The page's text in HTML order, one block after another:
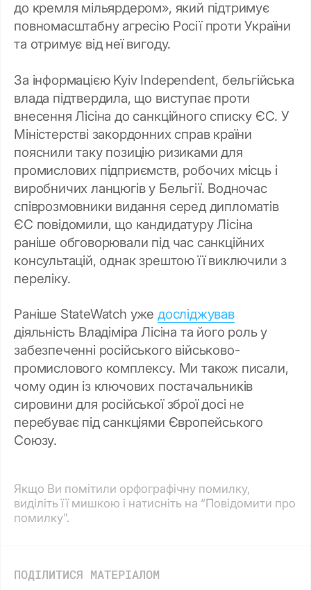
до кремля мільярдером», який підтримує
повномасштабну агресію Росії проти України
та отримує від неї вигоду.
За інформацією Kyiv Independent, бельгійська
влада підтвердила, що виступає проти
внесення Лісіна до санкційного списку ЄС. У
Міністерстві закордонних справ країни
пояснили таку позицію ризиками для
промислових підприємств, робочих місць і
виробничих ланцюгів у Бельгії. Водночас
співрозмовники видання серед дипломатів
ЄС повідомили, що кандидатуру Лісіна
раніше обговорювали під час санкційних
консультацій, однак зрештою її виключили з
переліку.
Раніше StateWatch уже досліджував
діяльність Владіміра Лісіна та його роль у
забезпеченні російського військово-
промислового комплексу. Ми також писали,
чому один із ключових постачальників
сировини для російської зброї досі не
перебуває під санкціями Європейського
Союзу.
Якщо Ви помітили орфографічну помилку,
виділіть її мишкою і натисніть на “Повідомити про
помилку”.
ПОДІЛИТИСЯ МАТЕРІАЛОМ